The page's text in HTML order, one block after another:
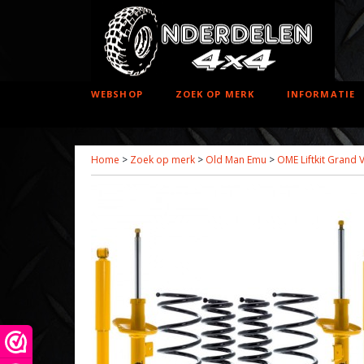
WEBSHOP ZOEK OP MERK INFORMATIE
Home > Zoek op merk > Old Man Emu > OME Liftkit Grand